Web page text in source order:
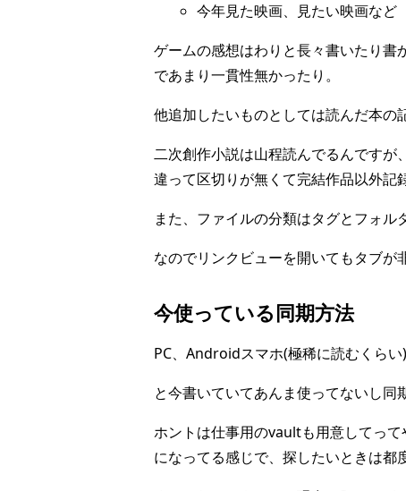
今年見た映画、見たい映画など
ゲームの感想はわりと長々書いたり書
であまり一貫性無かったり。
他追加したいものとしては読んだ本の
二次創作小説は山程読んでるんですが
違って区切りが無くて完結作品以外
また、ファイルの分類はタグとフォル
なのでリンクビューを開いてもタブが
今使っている同期方法
PC、Androidスマホ(極稀に読むくら
と今書いていてあんま使ってないし
ホントは仕事用のvaultも用意してっ
になってる感じで、探したいときは都